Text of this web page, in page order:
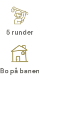
5 runder
Bo på banen